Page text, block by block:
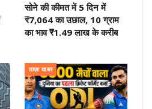
सोने की कीमत में 5 दिन में
₹7,064 का उछाल, 10 ग्राम
का भाव ₹1.49 लाख के करीब
ताज़ा खबर